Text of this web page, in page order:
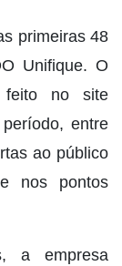
primeiras 48
Unifique. O
no site
entre
ao público
nos pontos
a empresa